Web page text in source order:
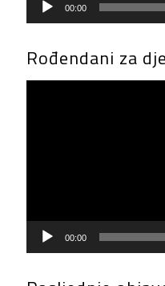
00:00
Rođendani za
00:00